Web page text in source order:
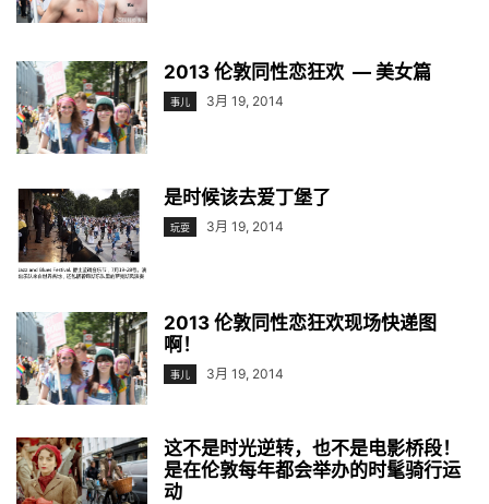
2013 伦敦同性恋狂欢 — 美女篇
事儿 3月 19, 2014
是时候该去爱丁堡了
玩耍 3月 19, 2014
2013 伦敦同性恋狂欢现场快递图
啊！
事儿 3月 19, 2014
这不是时光逆转，也不是电影桥段！
是在伦敦每年都会举办的时髦骑行运
动